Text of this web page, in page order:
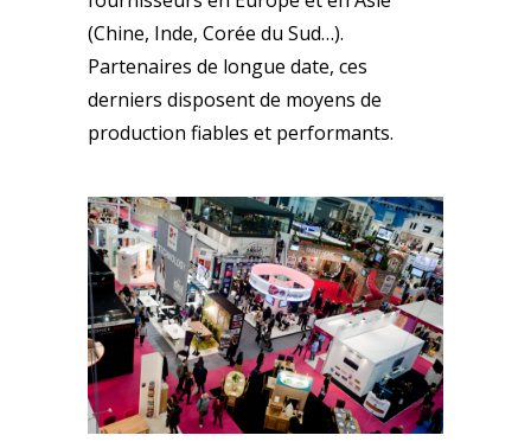
(Chine, Inde, Corée du Sud…).
Partenaires de longue date, ces
derniers disposent de moyens de
production fiables et performants.